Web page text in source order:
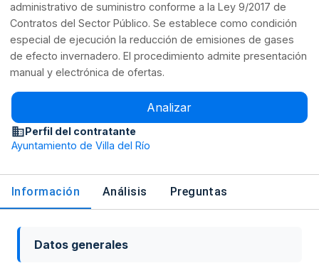
administrativo de suministro conforme a la Ley 9/2017 de
Contratos del Sector Público. Se establece como condición
especial de ejecución la reducción de emisiones de gases
de efecto invernadero. El procedimiento admite presentación
manual y electrónica de ofertas.
Analizar
Perfil del contratante
Ayuntamiento de Villa del Río
Información Análisis Preguntas
Datos generales